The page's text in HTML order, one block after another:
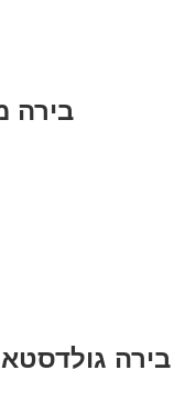
בירה
בירה גולדסטאר 10% סלואו ברו בסיטונטות 330